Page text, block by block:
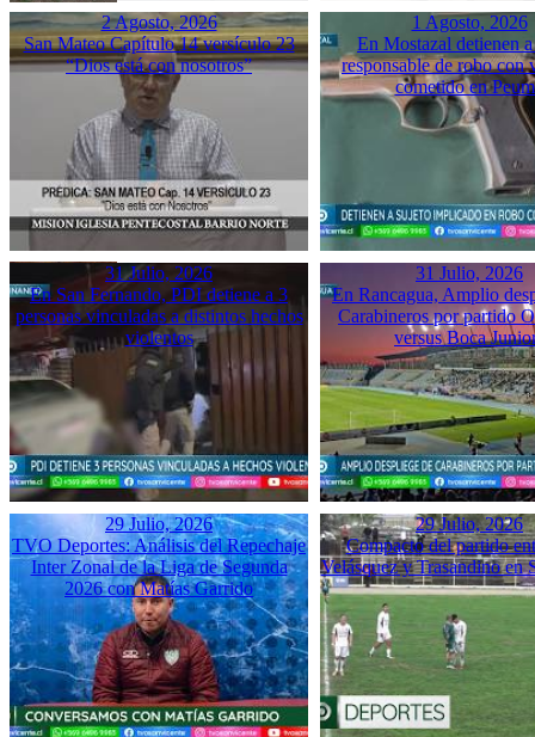
2 Agosto, 2026
San Mateo Capítulo 14 versículo 23
“Dios está con nosotros”
1 Agosto, 2026
En Mostazal detienen
responsable de robo con
cometido en
31 Julio, 2026
En San Fernando, PDI detiene a 3
personas vinculadas a distintos hechos
violentos
31 Julio, 2026
En Rancagua, Amplio
Carabineros por partido
versus Boca
29 Julio, 2026
TVO Deportes: Análisis del Repechaje
Inter Zonal de la Liga de Segunda
2026 con Matías Garrido
29 Julio, 2026
Compacto del partido
Velásquez y Trasandino en